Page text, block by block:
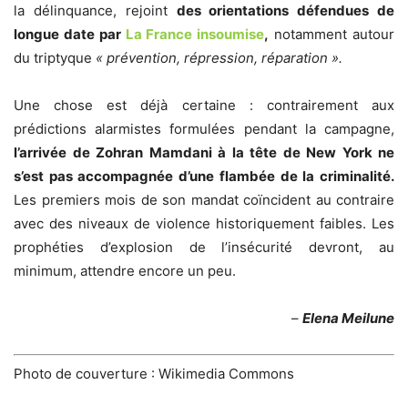
la délinquance, rejoint des orientations défendues de
longue date par La France insoumise, notamment autour
du triptyque « prévention, répression, réparation ».
Une chose est déjà certaine : contrairement aux
prédictions alarmistes formulées pendant la campagne,
l’arrivée de Zohran Mamdani à la tête de New York ne
s’est pas accompagnée d’une flambée de la criminalité.
Les premiers mois de son mandat coïncident au contraire
avec des niveaux de violence historiquement faibles. Les
prophéties d’explosion de l’insécurité devront, au
minimum, attendre encore un peu.
– Elena Meilune
Photo de couverture : Wikimedia Commons